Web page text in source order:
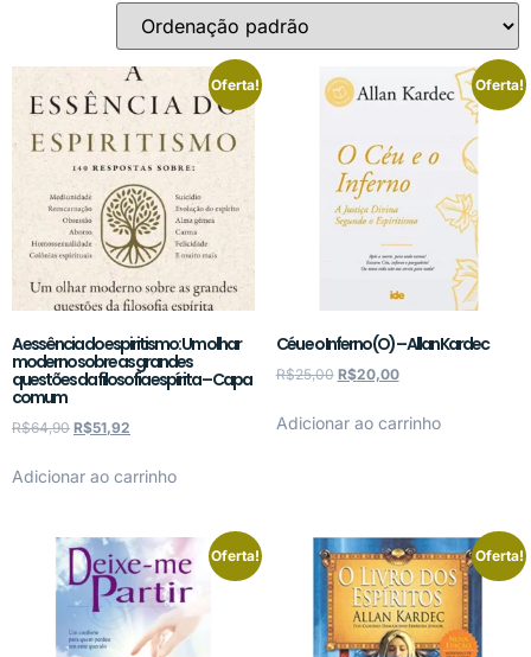
Oferta!
A essência do espiritismo: Um olhar
moderno sobre as grandes
questões da filosofia espírita – Capa
comum
R$64,90 R$51,92
Adicionar ao carrinho
Oferta!
Céu e o Inferno (O) – Allan Kardec
R$25,00 R$20,00
Adicionar ao carrinho
Oferta! Oferta!